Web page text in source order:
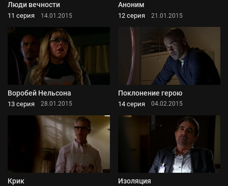
Люди вечности
11 серия 14.01.2015
Аноним
12 серия 21.01.2015
Воробей Нельсона
13 серия 28.01.2015
Поклонение герою
14 серия 04.02.2015
Крик Изоляция